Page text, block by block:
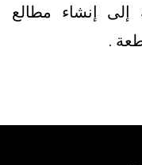
إلى إنشاء مطالع
.